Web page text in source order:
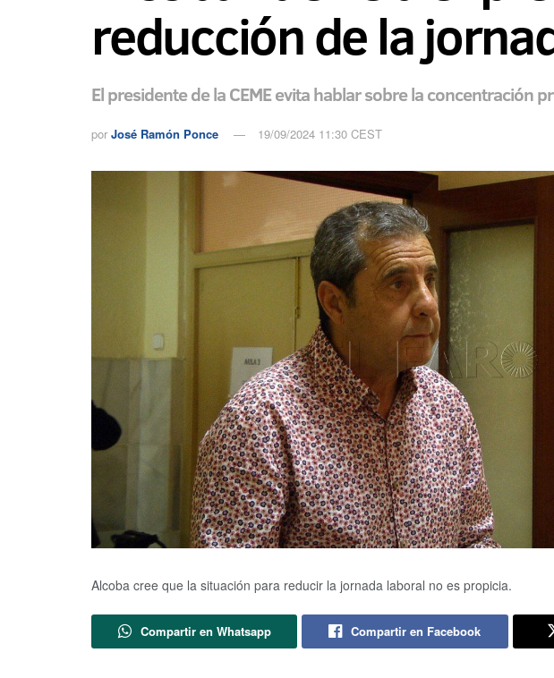
reducción de la
El presidente de la CEME evita hablar sobre la concentración
por José Ramón Ponce 19/09/2024 11:30 CEST
Alcoba cree que la situación para reducir la jornada laboral no es propicia.
Compartir en Whatsapp Compartir en Facebook